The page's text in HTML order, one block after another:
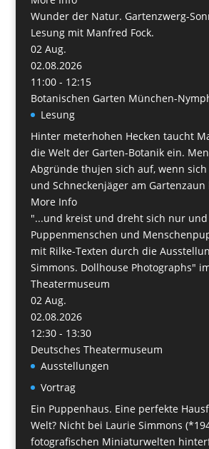
Wunder der Natur. Gartenzwerg-
Lesung mit Manfred Fock.
02 Aug.
02.08.2026
11:00 - 12:15
Botanischen Garten München-
Lesung
Hinter meterhohen Hecken taucht
die Welt der Garten-Botanik ein.
Abgründe thujen sich auf, wenn
und Schneckenjäger am
More Info
"...und kreist und dreht sich nur
Puppenmenschen und
mit Rilke-Texten durch die
Simmons. Dollhouse Photographs"
Theatermuseum
02 Aug.
02.08.2026
12:30 - 13:30
Deutsches Theatermuseum
Ausstellungen
Vortrag
Ein Puppenhaus. Eine perfekte
Welt? Nicht bei Laurie Simmons
fotografischen Miniaturwelten